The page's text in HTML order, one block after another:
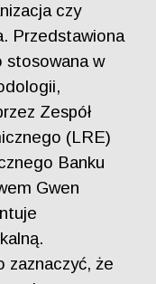
czy
Przedstawiona
stosowana w
Zespół
(LRE)
Banku
Gwen
zaznaczyć, że